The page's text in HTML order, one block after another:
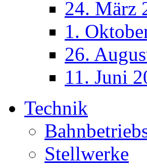
24. März
1.
26.
11. Juni
Technik
Stellwerke